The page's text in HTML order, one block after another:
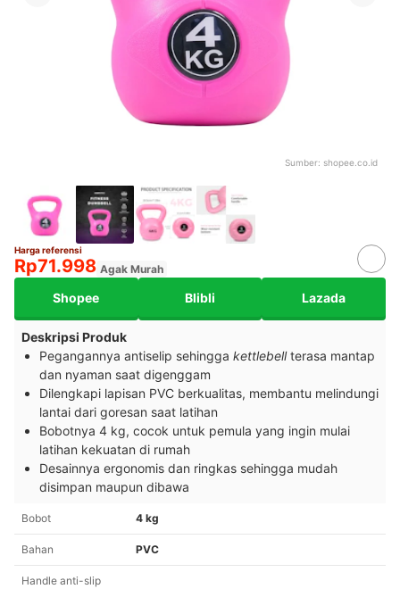
Sumber: shopee.co.id
Harga referensi
Rp71.998 Agak Murah
Shopee Blibli Lazada
Deskripsi Produk
Pegangannya antiselip sehingga kettlebellterasa mantap
dan nyaman saat digenggam
Dilengkapi lapisan PVC berkualitas, membantu melindungi
lantai dari goresan saat latihan
Bobotnya 4 kg, cocok untuk pemula yang ingin mulai
latihan kekuatan di rumah
Desainnya ergonomis dan ringkas sehingga mudah
disimpan maupun dibawa
Bobot 4 kg
Bahan PVC
Handle anti-slip